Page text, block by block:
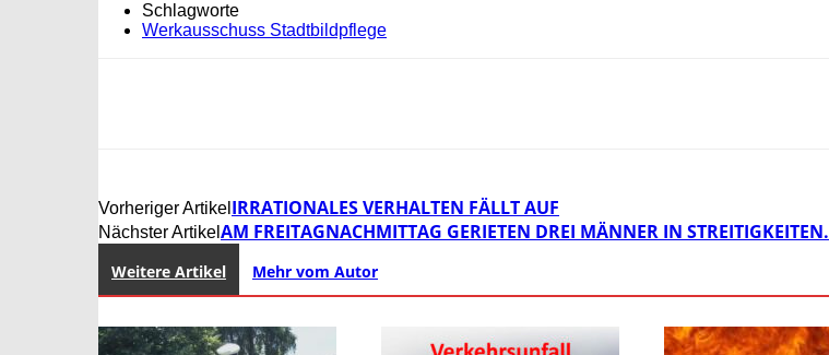
Schlagworte
Werkausschuss Stadtbildpflege
Vorheriger Artikel IRRATIONALES VERHALTEN FÄLLT AUF
Nächster Artikel AM FREITAGNACHMITTAG GERIETEN DREI MÄNNER IN STREITIGKEITEN.
Weitere Artikel Mehr vom Autor